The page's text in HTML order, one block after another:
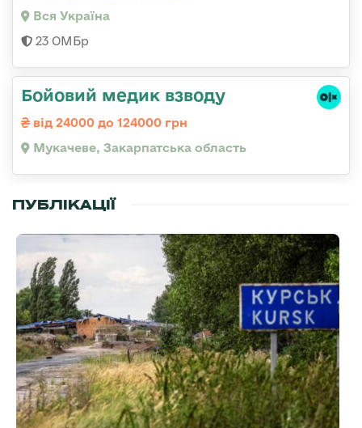
Вся Україна
23 ОМБр
Бойовий медик взводу
від 24000 до 124000 грн
Мукачеве, Закарпатська область
ПУБЛІКАЦІЇ